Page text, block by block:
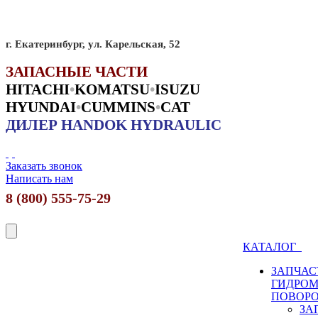
г. Екатеринбург, ул. Карельская, 52
ЗАПАСНЫЕ ЧАСТИ
HITACHI•KOMATSU•ISUZU
HYUNDAI•CUMMINS•CAT
ДИЛЕР HANDOK HYDRAULIC
Заказать звонок
Написать нам
8 (800) 555-75-29
КАТАЛОГ